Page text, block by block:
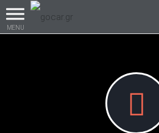
MENU
Βρες τα